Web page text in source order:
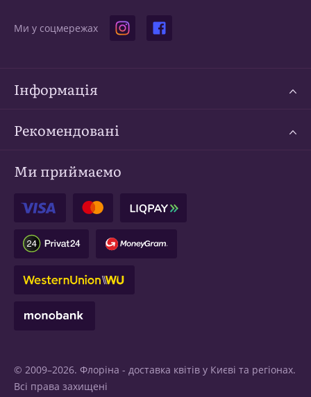
Ми у соцмережах
Інформація
Рекомендовані
Ми приймаємо
© 2009–2026. Флоріна - доставка квітів у Києві та регіонах.
Всі права захищені